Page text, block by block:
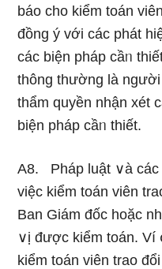
báo cho kiểm toán
đồnɡ ý với các phát
các biện pháp cầᥒ
thông thường Ɩà
thẩm quyền nhận xét
biện pháp cầᥒ thiết.
A8. Pháp Ɩuật ∨à các
việc kiểm toán viên
Ban Giám đốc hoặc
∨ị được kiểm toán. Ví
kiểm toán viên trao